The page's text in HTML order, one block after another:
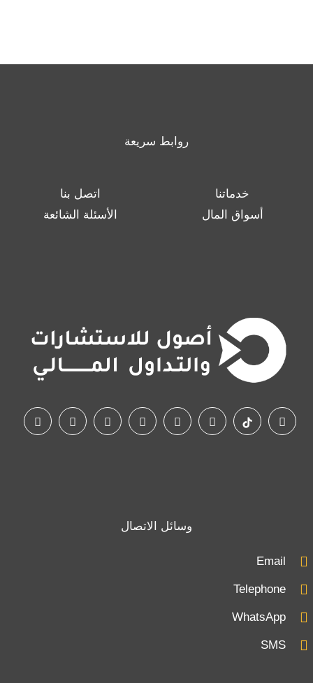
روابط سريعة
خدماتنا
اتصل بنا
أسواق المال
الأسئلة الشائعة
وسائل الاتصال
Email
Telephone
WhatsApp
SMS